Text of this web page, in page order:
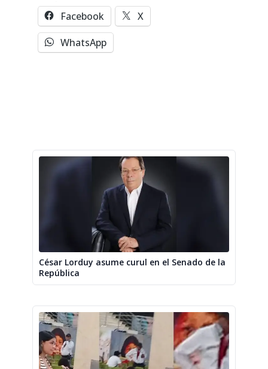
Facebook
X
WhatsApp
César Lorduy asume curul en el Senado de la
República